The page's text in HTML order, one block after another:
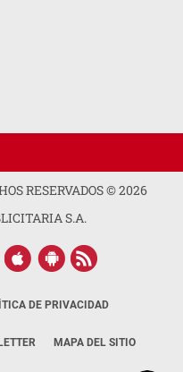
RESERVADOS ©2026
S.A.
DE PRIVACIDAD
MAPA DEL SITIO